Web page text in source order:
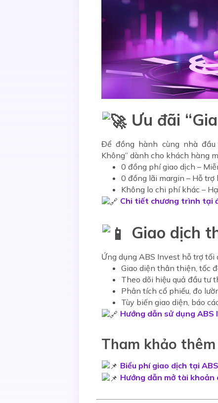
Ưu đãi
Để đồng hành cùng nhà
Không” dành cho khách hàng
0 đồng phí giao dịch –
0 đồng lãi margin – Hỗ trợ
Không lo chi phí khác –
Chi tiết chương trình tại
Giao dịch
Ứng dụng ABS Invest hỗ trợ tối
Giao diện thân thiện, tốc
Theo dõi hiệu quả đầu tư
Phân tích cổ phiếu, đo
Tùy biến giao diện, báo
Hướng dẫn sử dụng ABS
Tham khảo thêm
Biểu phí giao dịch tại ABS
Hướng dẫn mở tài khoản